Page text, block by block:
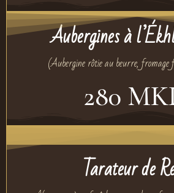
Aubergines à
(Aubergine rôtie au beurre, fromage
280
Tarateur de